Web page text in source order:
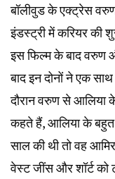
बॉलीवुड के एक्ट्रेस
इंडस्ट्री में करियर की
इस फिल्म के बाद वरुण
बाद इन दोनों ने एक
दौरान वरुण से आलिया
कहते हैं, आलिया के
साल की थी तो वह
वेस्ट जींस और शॉर्ट